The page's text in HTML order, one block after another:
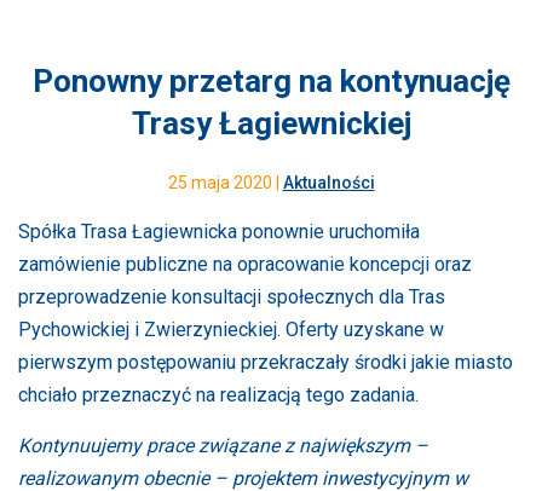
Ponowny przetarg na kontynuację
Trasy Łagiewnickiej
25 maja 2020 | Aktualności
Spółka Trasa Łagiewnicka ponownie uruchomiła
zamówienie publiczne na opracowanie koncepcji oraz
przeprowadzenie konsultacji społecznych dla Tras
Pychowickiej i Zwierzynieckiej. Oferty uzyskane w
pierwszym postępowaniu przekraczały środki jakie miasto
chciało przeznaczyć na realizacją tego zadania.
Kontynuujemy prace związane z największym –
realizowanym obecnie – projektem inwestycyjnym w